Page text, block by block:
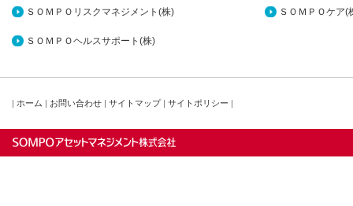
ＳＯＭＰＯリスクマネジメント(株) ＳＯＭＰＯケア(
ＳＯＭＰＯヘルスサポート(株)
ホーム お問い合わせ サイトマップ サイトポリシー